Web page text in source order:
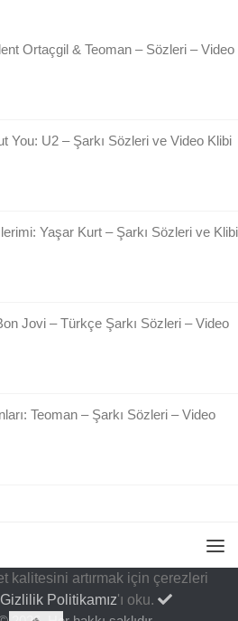
Ortaçgil & Teoman – Sözleri – Video
You: U2 – Şarkı Sözleri ve Video Klibi
Yaşar Kurt – Şarkı Sözleri ve Klibi
Jovi – Türkçe Şarkı Sözleri – Video
Teoman – Şarkı Sözleri – Video
kalitesini artırmak için çerezleri
Gizlilik Politikamız'ı oku.